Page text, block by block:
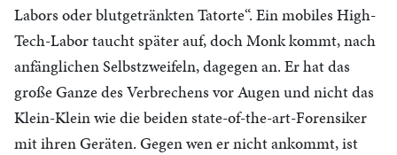
Labors oder blutgetränkten Tatorte“. Ein mobiles High-
Tech-Labor taucht später auf, doch Monk kommt, nach
anfänglichen Selbstzweifeln, dagegen an. Er hat das
große Ganze des Verbrechens vor Augen und nicht das
Klein-Klein wie die beiden state-of-the-art-Forensiker
mit ihren Geräten. Gegen wen er nicht ankommt, ist